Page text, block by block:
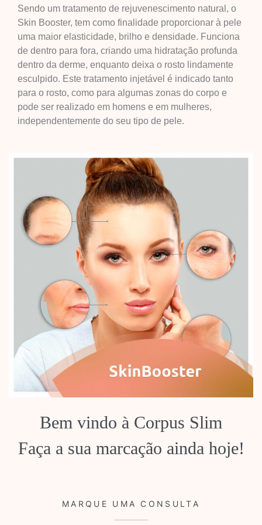
Sendo um tratamento de rejuvenescimento natural, o
Skin Booster, tem como finalidade proporcionar à pele
uma maior elasticidade, brilho e densidade. Funciona
de dentro para fora, criando uma hidratação profunda
dentro da derme, enquanto deixa o rosto lindamente
esculpido. Este tratamento injetável é indicado tanto
para o rosto, como para algumas zonas do corpo e
pode ser realizado em homens e em mulheres,
independentemente do seu tipo de pele.
Bem vindo à Corpus Slim
Faça a sua marcação ainda hoje!
MARQUE UMA CONSULTA